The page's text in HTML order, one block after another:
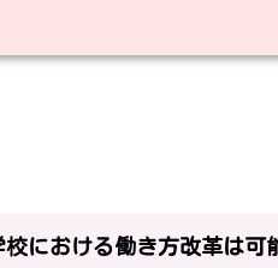
校における働き方改革は可